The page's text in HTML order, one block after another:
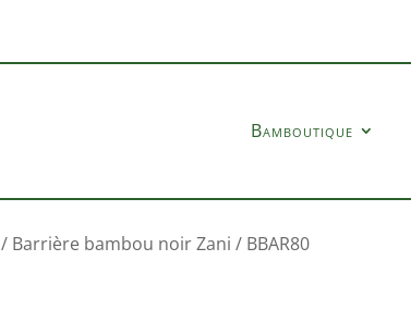
Bamboutique
/ Barrière bambou noir Zani / BBAR80